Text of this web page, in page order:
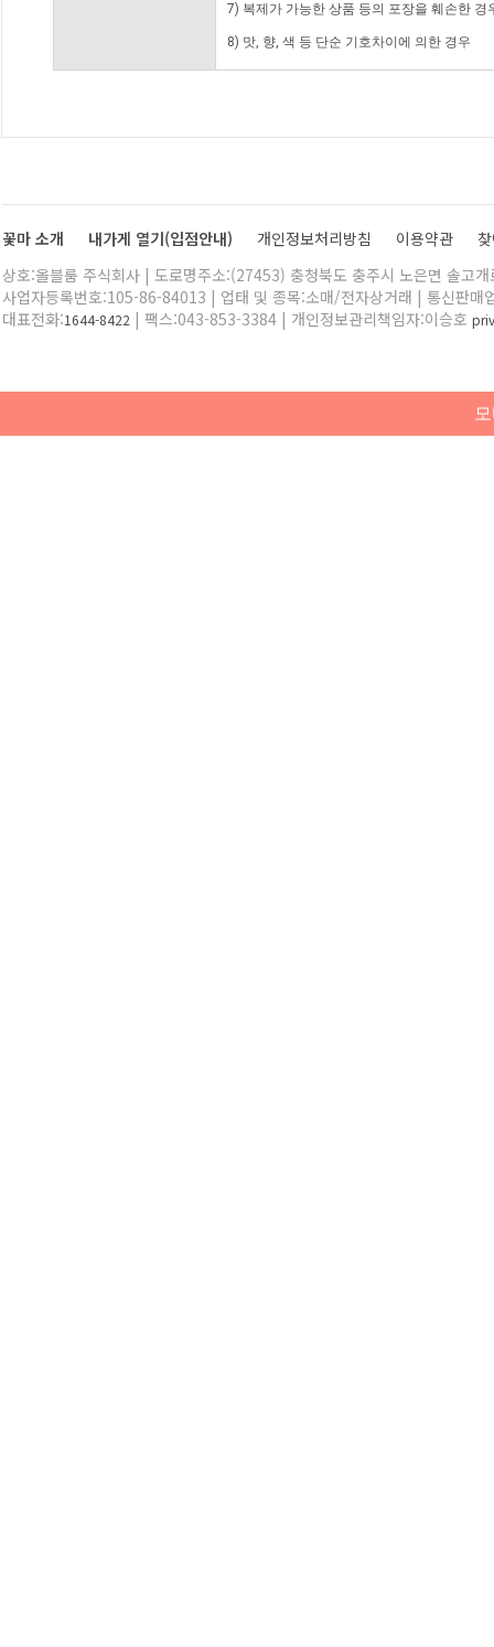
7) 복제가 가능한 상품 등의 포장을 훼손한 경
8) 맛, 향, 색 등 단순 기호차이에 의한 경우
꽃마 소개 내가게 열기(입점안내) 개인정보처리방침 이용약관
상호:올블룸 주식회사 | 도로명주소:(27453) 충청북도 충주시 노은면 솔고
사업자등록번호:105-86-84013 | 업태 및 종목:소매/전자상거래 | 통신판매
대표전화:1644-8422 | 팩스:043-853-3384 | 개인정보관리책임자:이승호